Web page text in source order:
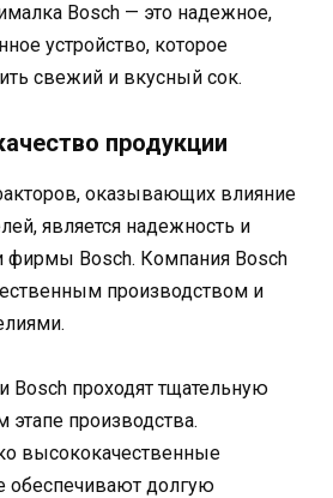
Bosch — это надежное,
устройство, которое
свежий и вкусный сок.
продукции
оказывающих влияние
является надежность и
фирмы Bosch. Компания Bosch
производством и
проходят тщательную
производства.
высококачественные
обеспечивают долгую